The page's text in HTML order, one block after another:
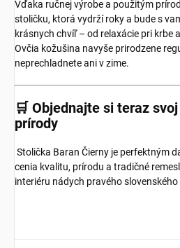
Vďaka ručnej výrobe a použitým
stoličku, ktorá vydrží roky a bude s
krásnych chvíľ – od relaxácie pri krbe
Ovčia kožušina navyše prirodzene
neprechladnete ani v zime.
🛒 Objednajte si teraz
prírody
Stolička Baran Čierny je perfektným
cenia kvalitu, prírodu a tradičné
interiéru nádych pravého